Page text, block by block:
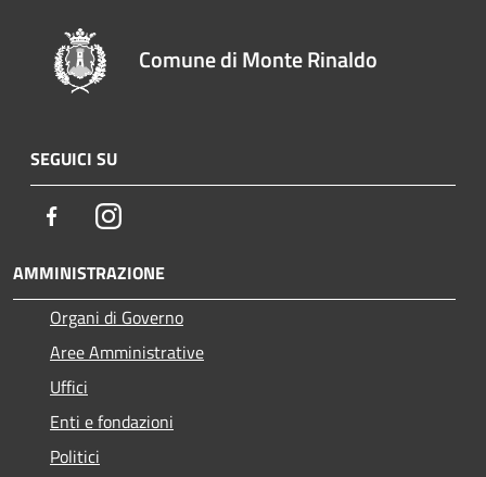
Comune di Monte Rinaldo
SEGUICI SU
FacebookInstagram
AMMINISTRAZIONE
Organi di Governo
Aree Amministrative
Uffici
Enti e fondazioni
Politici